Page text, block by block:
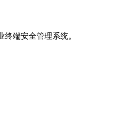
端安全管理系统。